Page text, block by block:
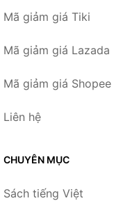
Mã giảm giá Tiki
Mã giảm giá Lazada
Mã giảm giá Shopee
Liên hệ
CHUYÊN MỤC
Sách tiếng Việt